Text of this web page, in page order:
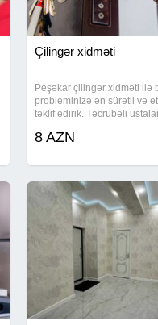
Çilingər xidməti
Peşəkar çilingər xidməti ilə
probleminizə ən sürətli və
təklif edirik. Təcrübəli
qapılarının açılması tam
8 AZN